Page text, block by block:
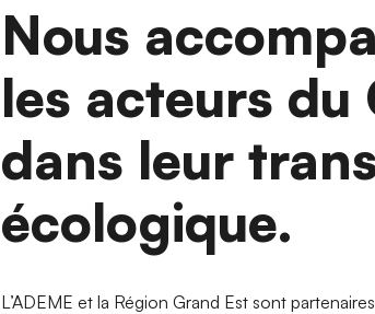
Nous
les acteurs du
dans leur
écologique.
L’ADEME et la Région Grand Est sont